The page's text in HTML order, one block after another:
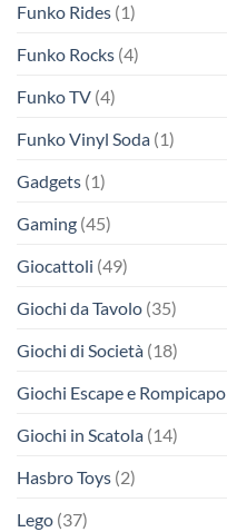
Funko Rides (1)
Funko Rocks (4)
Funko TV (4)
Funko Vinyl Soda (1)
Gadgets (1)
Gaming (45)
Giocattoli (49)
Giochi da Tavolo (35)
Giochi di Società (18)
Giochi Escape e Rompicapo
Giochi in Scatola (14)
Hasbro Toys (2)
Lego (37)